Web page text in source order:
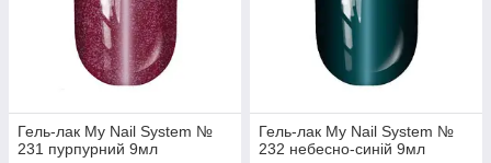
Гель-лак My Nail System №
231 пурпурний 9мл
Гель-лак My Nail System №
232 небесно-синій 9мл